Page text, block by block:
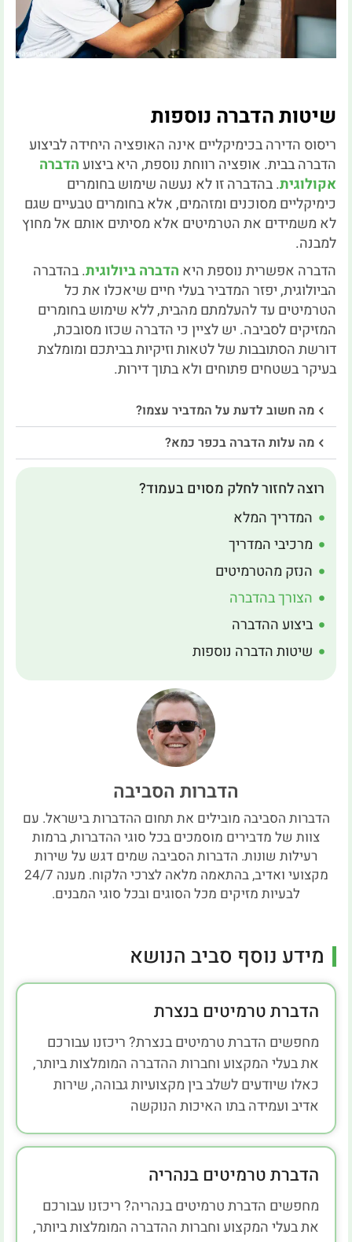
שיטות הדברה נוספות
ריסוס הדירה בכימיקליים אינה האופציה היחידה לביצוע
הדברה בבית. אופציה רווחת נוספת, היא ביצועהדברה
אקולוגית. בהדברה זו לא נעשה שימוש בחומרים
כימיקליים מסוכנים ומזהמים, אלא בחומרים טבעיים שגם
לא משמידים את הטרמיטים אלא מסיתים אותם אל מחוץ
למבנה.
הדברה אפשרית נוספת היא הדברה ביולוגית. בהדברה
הביולוגית, יפזר המדביר בעלי חיים שיאכלו את כל
הטרמיטים עד להעלמתם מהבית, ללא שימוש בחומרים
המזיקים לסביבה. יש לציין כי הדברה שכזו מסובכת,
דורשת הסתובבות של לטאות וזיקיות בביתכם ומומלצת
בעיקר בשטחים פתוחים ולא בתוך דירות.
מה חשוב לדעת על המדביר עצמו?
מה עלות הדברה בכפר כמא?
רוצה לחזור לחלק מסוים בעמוד?
המדריך המלא
מרכיבי המדריך
הנזק מהטרמיטים
הצורך בהדברה
ביצוע ההדברה
שיטות הדברה נוספות
הדברות הסביבה
הדברות הסביבה מובילים את תחום ההדברות בישראל. עם
צוות של מדבירים מוסמכים בכל סוגי ההדברות, ברמות
רעילות שונות. הדברות הסביבה שמים דגש על שירות
מקצועי ואדיב, בהתאמה מלאה לצרכי הלקוח. מענה 24/7
לבעיות מזיקים מכל הסוגים ובכל סוגי המבנים.
מידע נוסף סביב הנושא
הדברת טרמיטים בנצרת
מחפשים הדברת טרמיטים בנצרת? ריכזנו עבורכם
את בעלי המקצוע וחברות ההדברה המומלצות ביותר,
כאלו שיודעים לשלב בין מקצועיות גבוהה, שירות
אדיב ועמידה בתו האיכות הנוקשה
הדברת טרמיטים בנהריה
מחפשים הדברת טרמיטים בנהריה? ריכזנו עבורכם
את בעלי המקצוע וחברות ההדברה המומלצות ביותר,